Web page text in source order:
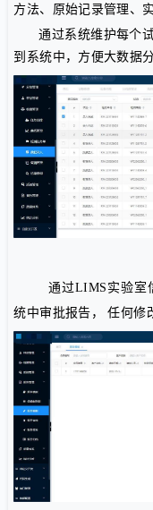
方法、原始记录管理、
通过系统维护每个
到系统中，方便大数据
通过LIMS实验室
统中审批报告， 任何修